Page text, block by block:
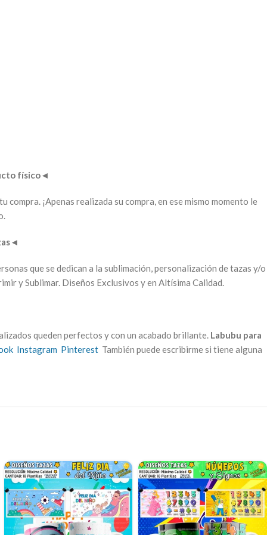
físico◄
¡Apenas realizada su compra, en ese mismo momento le
◄
que se dedican a la sublimación, personalización de tazas y/o
y Sublimar. Diseños Exclusivos y en Altísima Calidad.
queden perfectos y con un acabado brillante. Labubu para
Instagram Pinterest También puede escribirme si tiene alguna